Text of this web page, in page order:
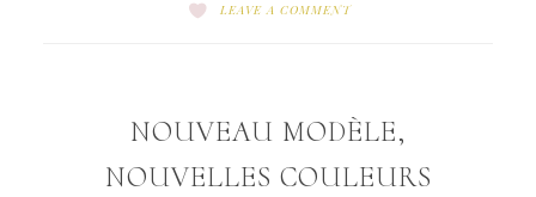
LEAVE A COMMENT
NOUVEAU MODÈLE,
NOUVELLES COULEURS